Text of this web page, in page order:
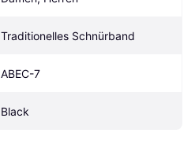
Traditionelles Schnürband
ABEC-7
Black